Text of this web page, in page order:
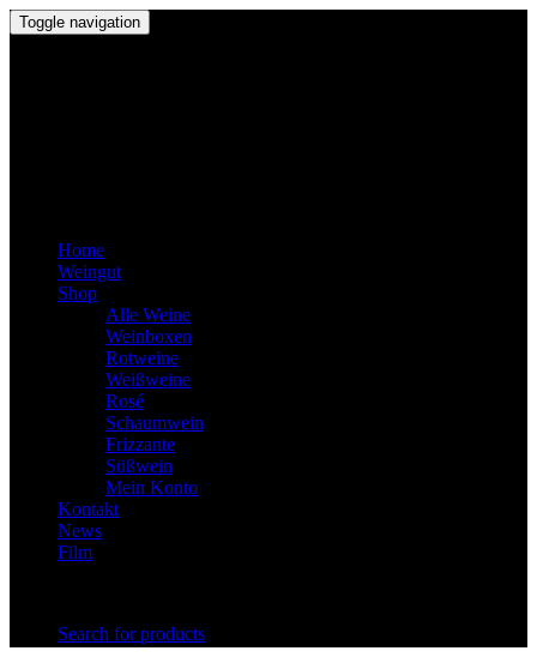
Toggle navigation
Home
Weingut
Shop
Alle Weine
Weinboxen
Rotweine
Weißweine
Rosé
Schaumwein
Frizzante
Süßwein
Mein Konto
Kontakt
News
Film
Search for products